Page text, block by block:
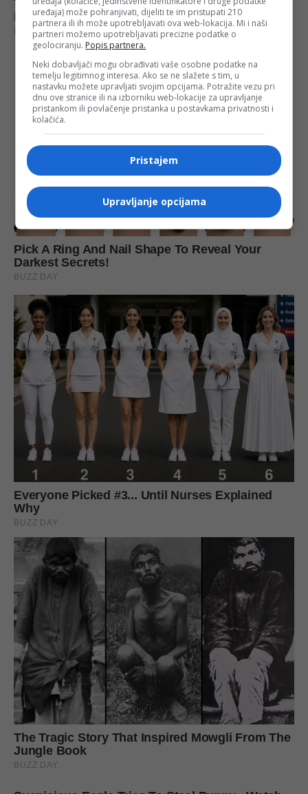
uređaja) može pohranjivati, dijeliti te im pristupati 210
partnera ili ih može upotrebljavati ova web-lokacija. Mi i naši
partneri možemo upotrebljavati precizne podatke o
geolociranju. Popis partnera.
Neki dobavljači mogu obrađivati vaše osobne podatke na
temelju legitimnog interesa. Ako se ne slažete s tim, u
nastavku možete upravljati svojim opcijama. Potražite vezu pri
dnu ove stranice ili na izborniku web-lokacije za upravljanje
pristankom ili povlačenje pristanka u postavkama privatnosti i
kolačića.
Pristajem
Upravljanje opcijama